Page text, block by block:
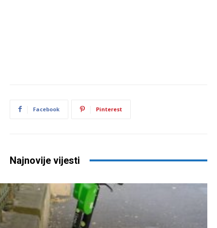
Facebook Pinterest
Najnovije vijesti